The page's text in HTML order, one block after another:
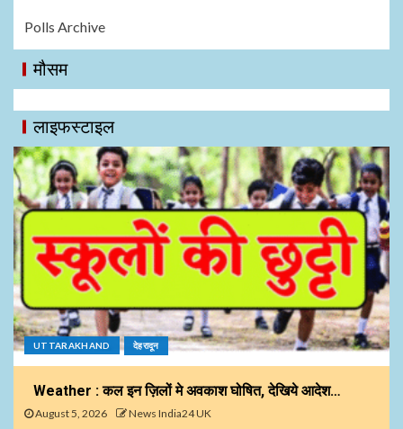
Polls Archive
मौसम
लाइफस्टाइल
UTTARAKHAND देहरादून
Weather : कल इन ज़िलों मे अवकाश घोषित, देखिये आदेश…
August 5, 2026 News India24 UK